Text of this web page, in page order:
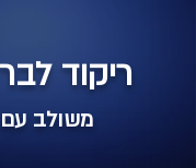
ריקוד
משולב